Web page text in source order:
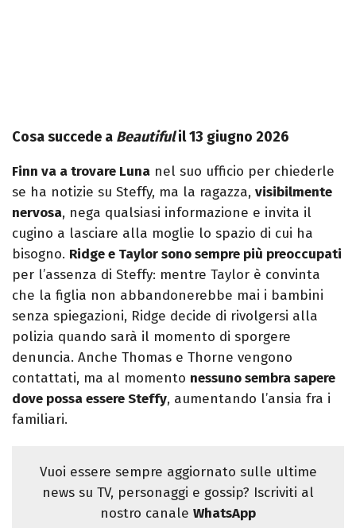
Cosa succede a Beautifulil 13 giugno 2026
Finn va a trovare Luna nel suo ufficio per chiederle
se ha notizie su Steffy, ma la ragazza, visibilmente
nervosa, nega qualsiasi informazione e invita il
cugino a lasciare alla moglie lo spazio di cui ha
bisogno. Ridge e Taylor sono sempre più preoccupati
per l’assenza di Steffy: mentre Taylor è convinta
che la figlia non abbandonerebbe mai i bambini
senza spiegazioni, Ridge decide di rivolgersi alla
polizia quando sarà il momento di sporgere
denuncia. Anche Thomas e Thorne vengono
contattati, ma al momento nessuno sembra sapere
dove possa essere Steffy, aumentando l’ansia fra i
familiari.
Vuoi essere sempre aggiornato sulle ultime
news su TV, personaggi e gossip? Iscriviti al
nostro canale WhatsApp